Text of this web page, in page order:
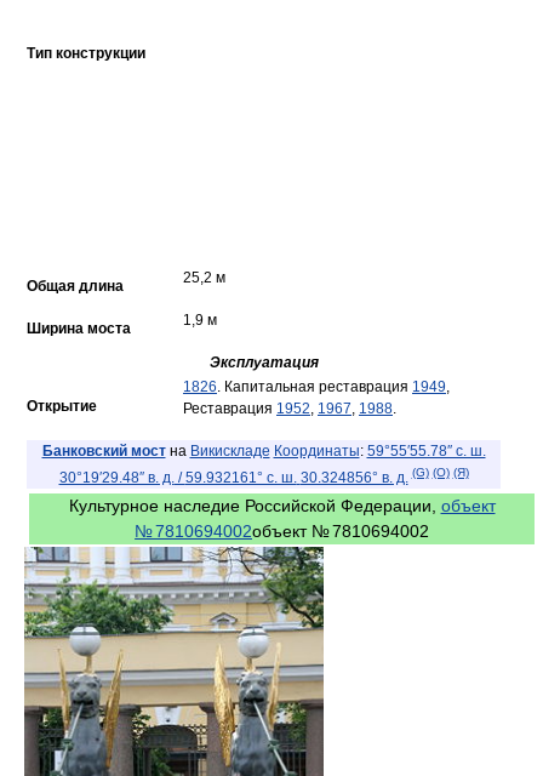
Тип конструкции
Общая длина 25,2 м
Ширина моста 1,9 м
Эксплуатация
Открытие
1826. Капитальная реставрация 1949,
Реставрация 1952, 1967, 1988.
Банковский мостна Викискладе Координаты: 59°55′55.78″ с. ш.
30°19′29.48″ в. д./59.932161° с. ш. 30.324856° в. д. (G) (O) (Я)
Культурное наследие Российской Федерации, объект
№ 7810694002объект № 7810694002